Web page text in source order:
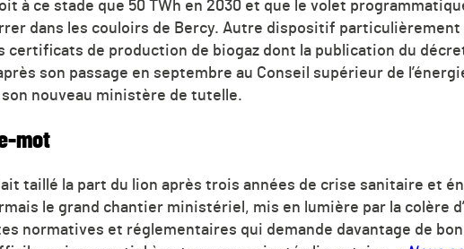
à ce stade que 50 TWh en 2030 et que le volet
dans les couloirs de Bercy. Autre dispositif particulièrement
certificats de production de biogaz dont la publication du
son passage en septembre au Conseil supérieur de
son nouveau ministère de tutelle.
mot
taillé la part du lion après trois années de crise sanitaire et
le grand chantier ministériel, mis en lumière par la colère
normatives et réglementaires qui demande davantage de bon